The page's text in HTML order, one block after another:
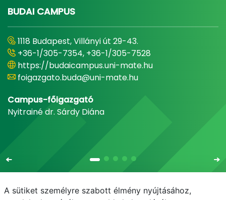
BUDAI CAMPUS
1118 Budapest, Villányi út 29-43.
+36-1/305-7354, +36-1/305-7528
https://budaicampus.uni-mate.hu
foigazgato.buda@uni-mate.hu
Campus-főigazgató
Nyitrainé dr. Sárdy Diána
A sütiket személyre szabott élmény nyújtásához,